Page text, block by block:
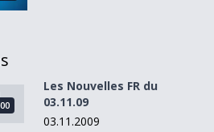
Les Nouvelles FR du
03.11.09
03.11.2009